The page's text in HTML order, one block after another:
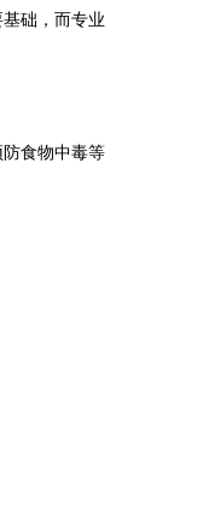
础，而专业
食物中毒等